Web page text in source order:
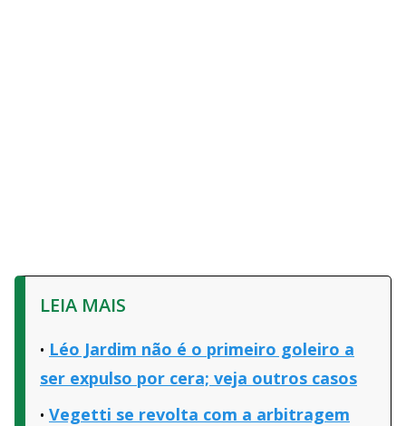
LEIA MAIS
Léo Jardim não é o primeiro goleiro a
ser expulso por cera; veja outros casos
Vegetti se revolta com a arbitragem